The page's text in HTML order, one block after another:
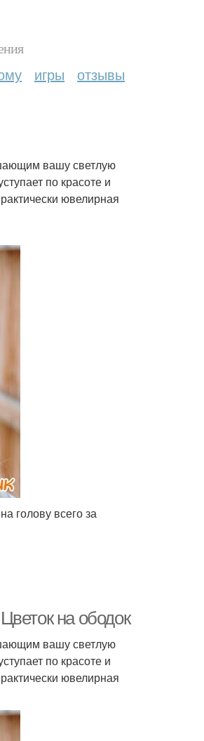
игры отзывы
вашу светлую
по красоте и
ювелирная
голову всего за
на ободок
вашу светлую
по красоте и
ювелирная